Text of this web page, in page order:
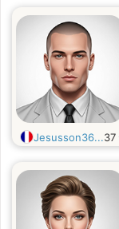
Jesusson36...37